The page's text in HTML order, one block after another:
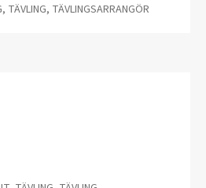
TÄVLING, TÄVLINGSARRANGÖR